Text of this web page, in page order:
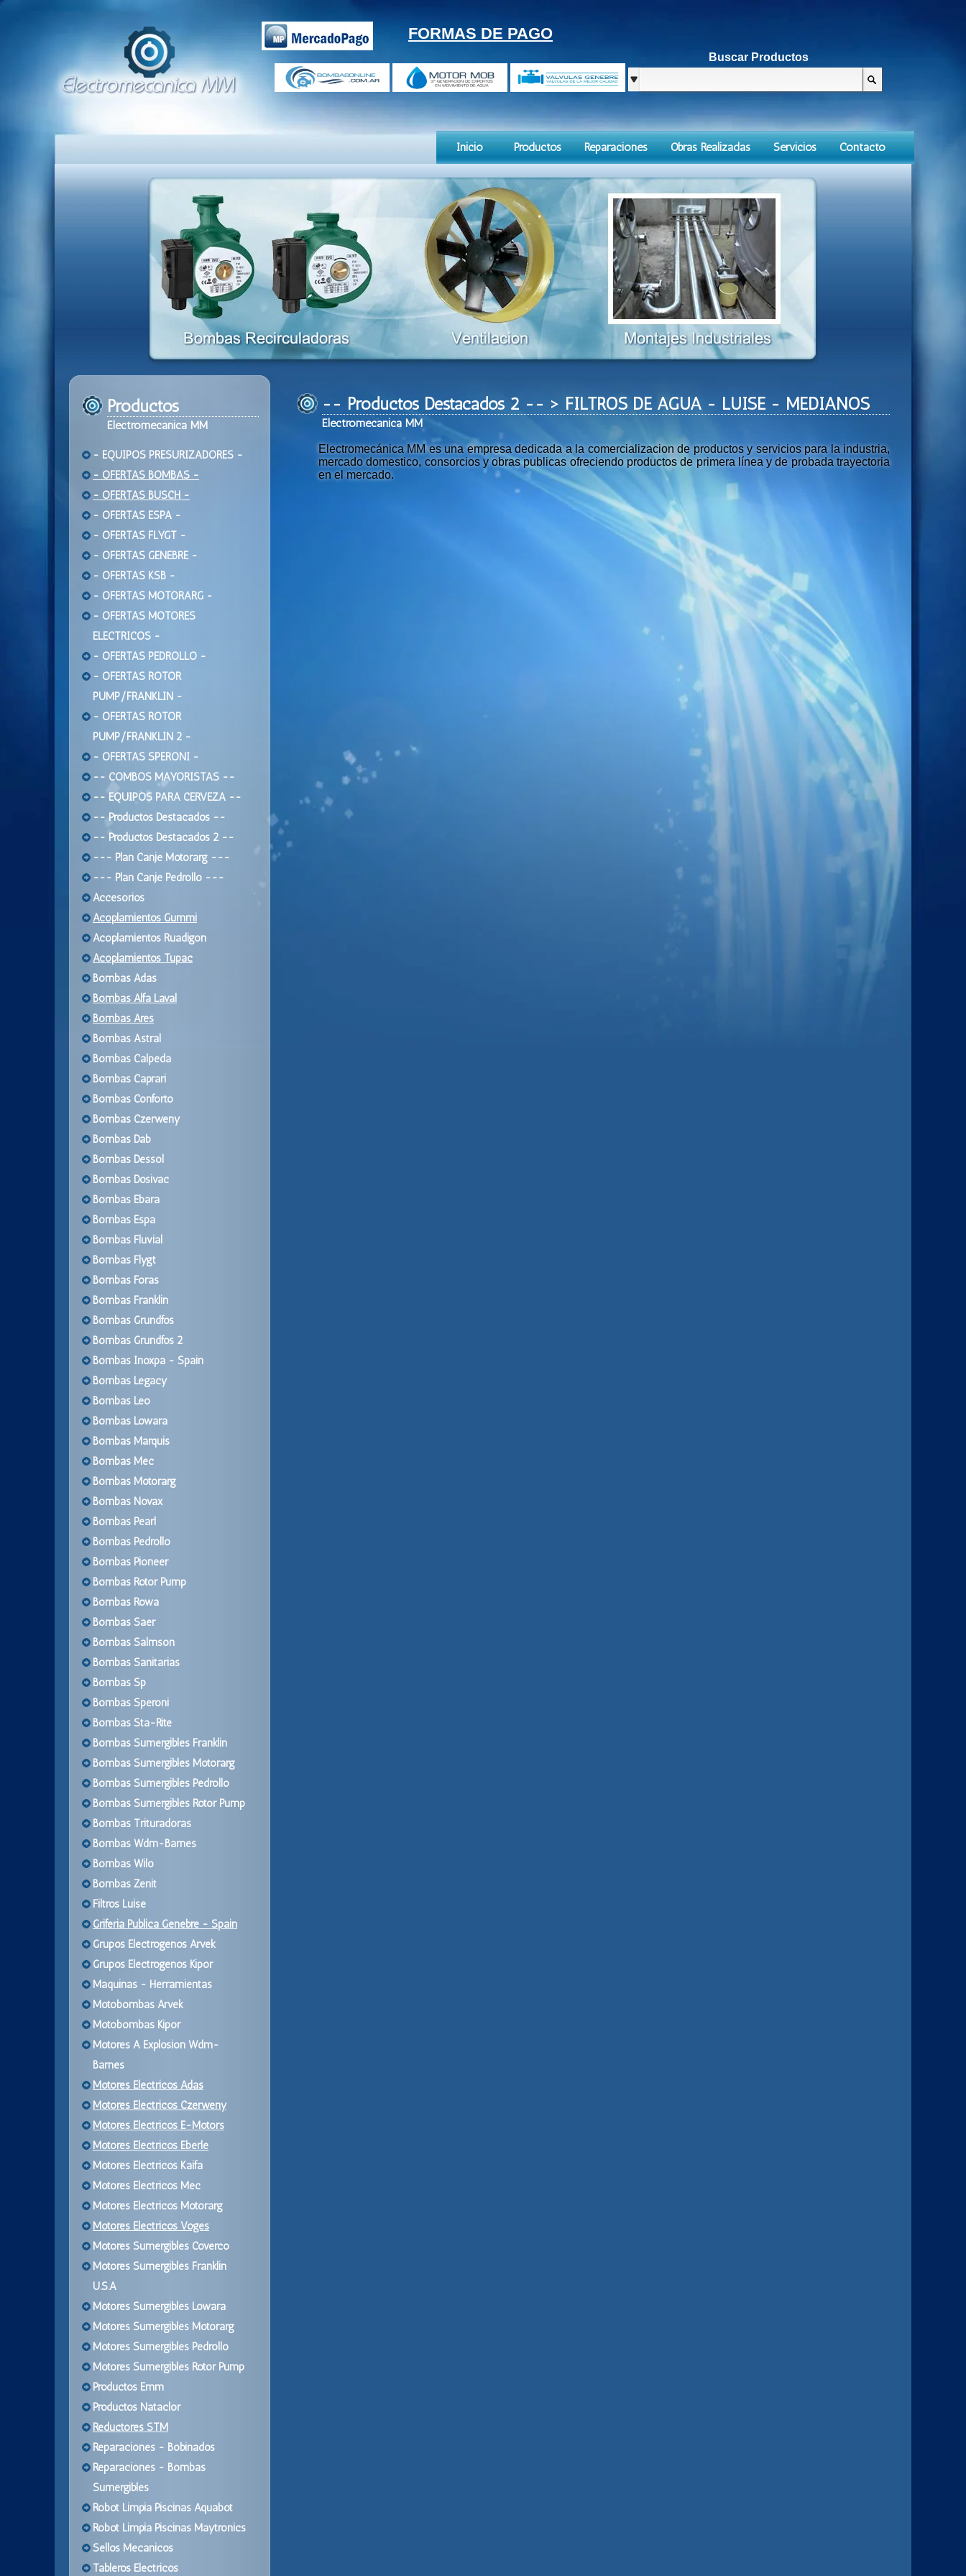
FORMAS DE PAGO
Buscar Productos
Inicio Productos Reparaciones Obras Realizadas Servicios Contacto
Productos
Electromecanica MM
- EQUIPOS PRESURIZADORES -
- OFERTAS BOMBAS -
- OFERTAS BUSCH -
- OFERTAS ESPA -
- OFERTAS FLYGT -
- OFERTAS GENEBRE -
- OFERTAS KSB -
- OFERTAS MOTORARG -
- OFERTAS MOTORES
ELECTRICOS -
- OFERTAS PEDROLLO -
- OFERTAS ROTOR
PUMP/FRANKLIN -
- OFERTAS ROTOR
PUMP/FRANKLIN 2 -
- OFERTAS SPERONI -
-- COMBOS MAYORISTAS --
-- EQUIPOS PARA CERVEZA --
-- Productos Destacados --
-- Productos Destacados 2 --
--- Plan Canje Motorarg ---
--- Plan Canje Pedrollo ---
Accesorios
Acoplamientos Gummi
Acoplamientos Ruadigon
Acoplamientos Tupac
Bombas Adas
Bombas Alfa Laval
Bombas Ares
Bombas Astral
Bombas Calpeda
Bombas Caprari
Bombas Conforto
Bombas Czerweny
Bombas Dab
Bombas Dessol
Bombas Dosivac
Bombas Ebara
Bombas Espa
Bombas Fluvial
Bombas Flygt
Bombas Foras
Bombas Franklin
Bombas Grundfos
Bombas Grundfos 2
Bombas Inoxpa - Spain
Bombas Legacy
Bombas Leo
Bombas Lowara
Bombas Marquis
Bombas Mec
Bombas Motorarg
Bombas Novax
Bombas Pearl
Bombas Pedrollo
Bombas Pioneer
Bombas Rotor Pump
Bombas Rowa
Bombas Saer
Bombas Salmson
Bombas Sanitarias
Bombas Sp
Bombas Speroni
Bombas Sta-Rite
Bombas Sumergibles Franklin
Bombas Sumergibles Motorarg
Bombas Sumergibles Pedrollo
Bombas Sumergibles Rotor Pump
Bombas Trituradoras
Bombas Wdm-Barnes
Bombas Wilo
Bombas Zenit
Filtros Luise
Griferia Publica Genebre - Spain
Grupos Electrogenos Arvek
Grupos Electrogenos Kipor
Maquinas - Herramientas
Motobombas Arvek
Motobombas Kipor
Motores A Explosion Wdm-
Barnes
Motores Electricos Adas
Motores Electricos Czerweny
Motores Electricos E-Motors
Motores Electricos Eberle
Motores Electricos Kaifa
Motores Electricos Mec
Motores Electricos Motorarg
Motores Electricos Voges
Motores Sumergibles Coverco
Motores Sumergibles Franklin
U.S.A
Motores Sumergibles Lowara
Motores Sumergibles Motorarg
Motores Sumergibles Pedrollo
Motores Sumergibles Rotor Pump
Productos Emm
Productos Nataclor
Reductores STM
Reparaciones - Bobinados
Reparaciones - Bombas
Sumergibles
Robot Limpia Piscinas Aquabot
Robot Limpia Piscinas Maytronics
Sellos Mecanicos
Tableros Electricos
-- Productos Destacados 2 -- > FILTROS DE AGUA - LUISE - MEDIANOS
Electromecanica MM
Electromecánica MM es una empresa dedicada a la comercializacion de productos y servicios para la industria,
mercado domestico, consorcios y obras publicas ofreciendo productos de primera línea y de probada trayectoria
en el mercado.